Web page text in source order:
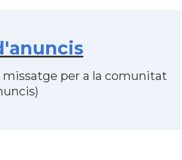
missatge per a la comunitat